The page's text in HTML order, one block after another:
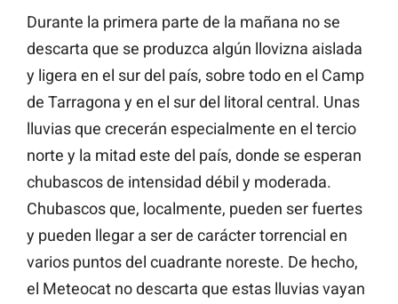
Durante la primera parte de la mañana no se
descarta que se produzca algún llovizna aislada
y ligera en el sur del país, sobre todo en el Camp
de Tarragona y en el sur del litoral central. Unas
lluvias que crecerán especialmente en el tercio
norte y la mitad este del país, donde se esperan
chubascos de intensidad débil y moderada.
Chubascos que, localmente, pueden ser fuertes
y pueden llegar a ser de carácter torrencial en
varios puntos del cuadrante noreste. De hecho,
el Meteocat no descarta que estas lluvias vayan